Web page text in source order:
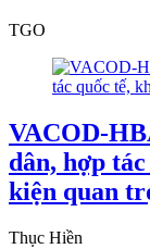
TGO
VACOD-
dân, hợp
kiện quan
Thục Hiền